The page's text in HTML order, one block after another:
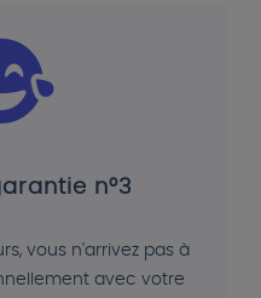
n°3
vous n'arrivez pas à
avec votre